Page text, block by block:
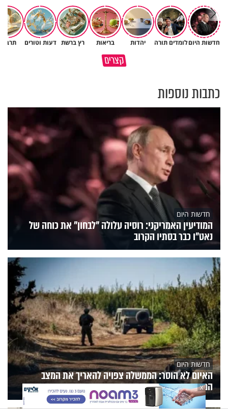
חדשות היוםלומדים תורה יהדות בריאות רץ ברשת דעות וטורים
קצריםמדוע האמונה נמשלה למלח?
גם ׳הרע׳ זה הרחמים של בורא
כתבות נוספות
חדשות היום
המודיעין האמריקני: רוסיה עלולה "לבחון" את כוחה של
נאט"ו כבר בסתיו הקרוב
חדשות היום
האיום לא הוסר: הממשלה צפויה להאריך את המצב
המיוחד בעורף
X